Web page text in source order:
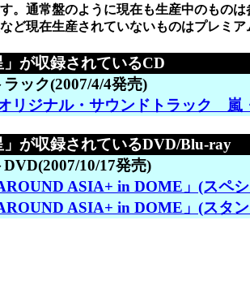
。通常盤のように現在も生産中のもの
ど現在生産されていないものはプレミ
が収録されているCD
ック(2007/4/4発売)
リジナル・サウンドトラック 嵐
が収録されているDVD/Blu-ray
10/17発売)
ASIA+ in DOME」(スペ
ASIA+ in DOME」(スタ